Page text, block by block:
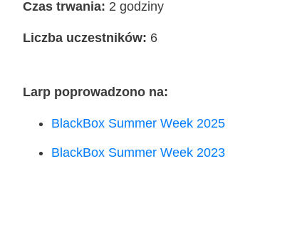
Czas trwa­nia: 2 godzi­ny
Licz­ba uczest­ni­ków: 6
Larp popro­wa­dzo­no na:
Black­Box Sum­mer Week 2025
Black­Box Sum­mer Week 2023